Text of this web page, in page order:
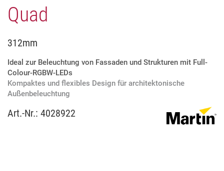
Quad
312mm
Ideal zur Beleuchtung von Fassaden und Strukturen mit Full-
Colour-RGBW-LEDs
Kompaktes und flexibles Design für architektonische
Außenbeleuchtung
Art.-Nr.: 4028922